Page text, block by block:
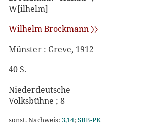
W[ilhelm]
Wilhelm Brockmann 〉〉
Münster : Greve, 1912
40 S.
Niederdeutsche
Volksbühne ; 8
sonst. Nachweis: 3,14; SBB-PK